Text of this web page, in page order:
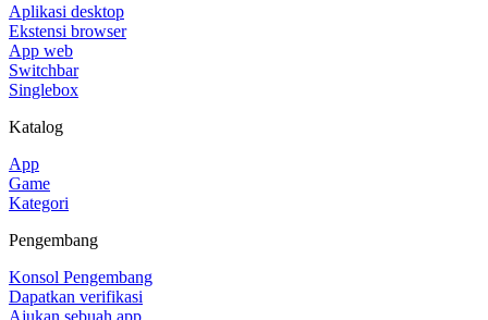
Aplikasi desktop
Ekstensi browser
App web
Switchbar
Singlebox
Katalog
App
Game
Kategori
Pengembang
Konsol Pengembang
Dapatkan verifikasi
Ajukan sebuah app